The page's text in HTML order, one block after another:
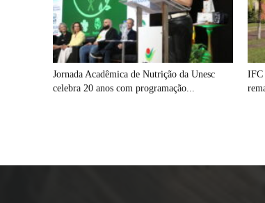
Jornada Acadêmica de Nutrição da Unesc
celebra 20 anos com programação...
IFC